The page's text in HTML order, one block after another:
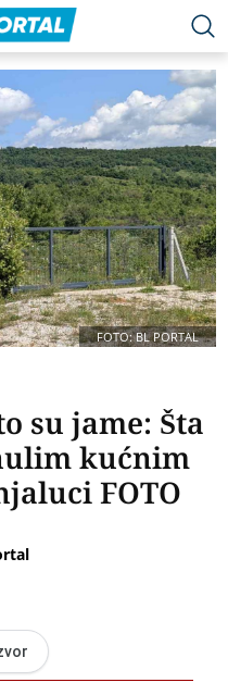
FOTO: BL PORTAL
su jame: Šta
kućnim
FOTO